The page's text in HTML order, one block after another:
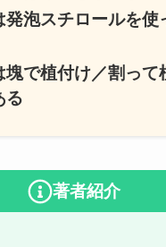
発泡スチロールを使
塊で植付け／割って
る
著者紹介